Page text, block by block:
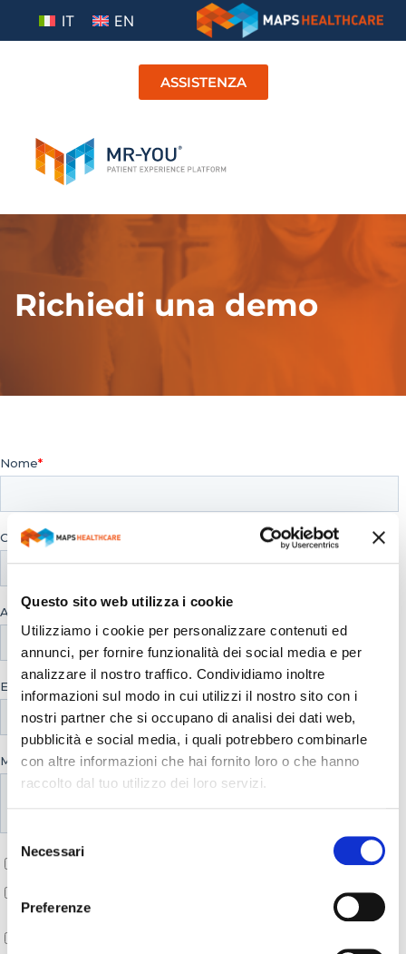
Questo sito web utilizza i cookie
Utilizziamo i cookie per personalizzare contenuti ed
annunci, per fornire funzionalità dei social media e per
analizzare il nostro traffico. Condividiamo inoltre
informazioni sul modo in cui utilizzi il nostro sito con i
nostri partner che si occupano di analisi dei dati web,
pubblicità e social media, i quali potrebbero combinarle
con altre informazioni che hai fornito loro o che hanno
raccolto dal tuo utilizzo dei loro servizi.
Selezione
delNecessari
Preferenze
IT EN
ASSISTENZA
Richiedi una demo